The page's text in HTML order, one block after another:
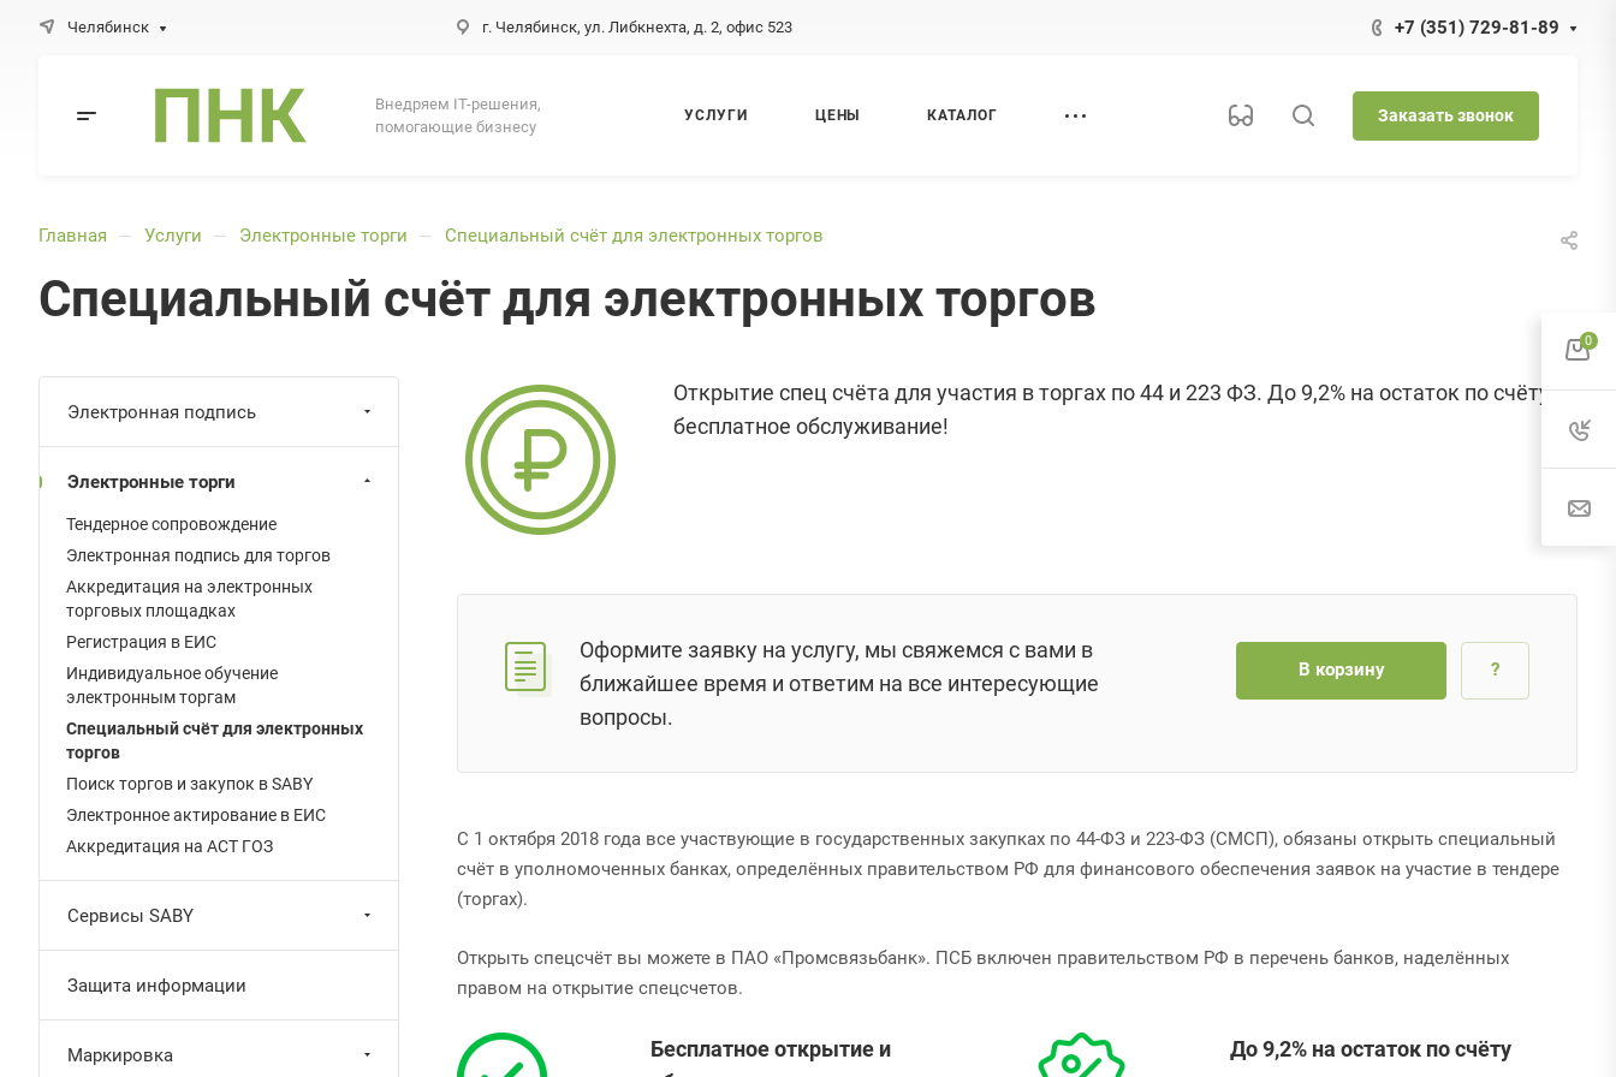
Челябинск г. Челябинск, ул. Либкнехта, д. 2, офис 523 +7 (351) 729-81-89
Внедряем IT-решения,
помогающие бизнесу
УСЛУГИ ЦЕНЫ КАТАЛОГ Заказать звонок
Главная — Услуги — Электронные торги — Специальный счёт для электронных торгов
Специальный счёт для электронных торгов
Открытие спец счёта для участия в торгах по 44 и 223 ФЗ. До 9,2% на остаток по счёту,
бесплатное обслуживание!
Оформите заявку на услугу, мы свяжемся с вами в
ближайшее время и ответим на все интересующие
вопросы.
В корзину ?
С 1 октября 2018 года все участвующие в государственных закупках по 44-ФЗ и 223-ФЗ (СМСП), обязаны открыть специальный
счёт в уполномоченных банках, определённых правительством РФ для финансового обеспечения заявок на участие в тендере
(торгах).
Открыть спецсчёт вы можете в ПАО «Промсвязьбанк». ПСБ включен правительством РФ в перечень банков, наделённых
правом на открытие спецсчетов.
Бесплатное открытие и
До 9,2% на остаток по счёту
Электронная подпись
Электронные торги
Тендерное сопровождение
Электронная подпись для торгов
Аккредитация на электронных
торговых площадках
Регистрация в ЕИС
Индивидуальное обучение
электронным торгам
Специальный счёт для электронных
торгов
Поиск торгов и закупок в SABY
Электронное актирование в ЕИС
Аккредитация на АСТ ГОЗ
Сервисы SABY
Защита информации
Маркировка
0